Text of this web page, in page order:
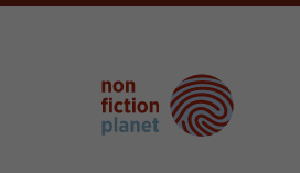
leider nicht.